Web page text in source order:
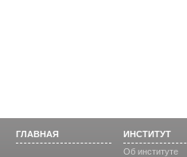
ГЛАВНАЯ
ИНСТИТУТ
Об институте